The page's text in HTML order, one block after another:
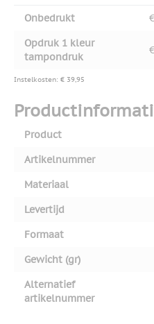
Onbedrukt
Opdruk 1 kleur
tampondruk
Instelkosten: € 39,95
Product
Artikelnummer
Materiaal
Levertijd
Formaat
Gewicht (gr)
Alternatief
artikelnummer